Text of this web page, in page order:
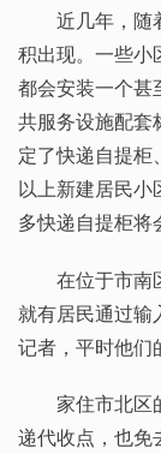
近几年，随
积出现。一些小
都会安装一个甚
共服务设施配套
定了快递自提柜
以上新建居民小
多快递自提柜将
在位于市南
就有居民通过
记者，平时他们
家住市北区
递代收点，也免